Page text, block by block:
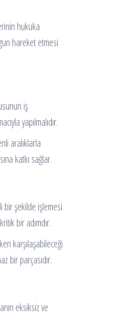
hukuka
hareket etmesi
iş
yapılmalıdır.
aralıklarla
katkı sağlar.
bir şekilde işlemesi
bir adımdır.
karşılaşabileceği
bir parçasıdır.
eksiksiz ve